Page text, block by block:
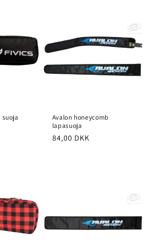
Avalon honeycomb
lapasuoja
Normaalihinta
84,00 DKK